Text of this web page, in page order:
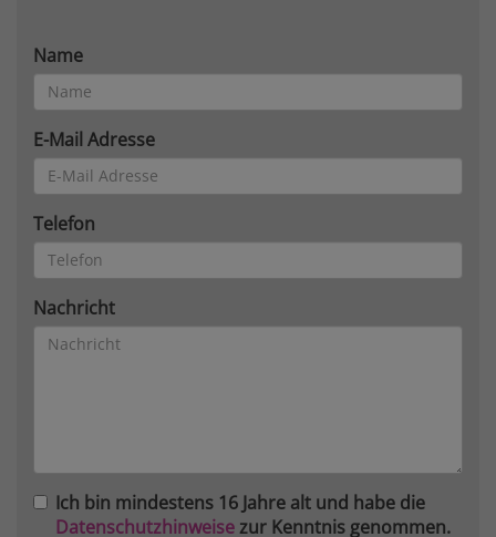
Name
E-Mail Adresse
Telefon
Nachricht
Ich bin mindestens 16 Jahre alt und habe die
Datenschutzhinweisezur Kenntnis genommen.